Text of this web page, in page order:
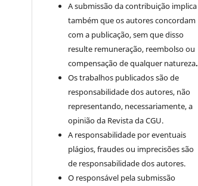
A submissão da contribuição implica
também que os autores concordam
com a publicação, sem que disso
resulte remuneração, reembolso ou
compensação de qualquer natureza.
Os trabalhos publicados são de
responsabilidade dos autores, não
representando, necessariamente, a
opinião da Revista da CGU.
A responsabilidade por eventuais
plágios, fraudes ou imprecisões são
de responsabilidade dos autores.
O responsável pela submissão